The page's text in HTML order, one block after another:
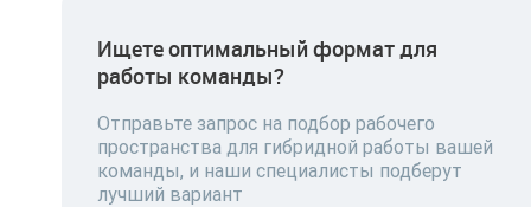
Ищете оптимальный формат для
работы команды?
Отправьте запрос на подбор рабочего
пространства для гибридной работы вашей
команды, и наши специалисты подберут
лучший вариант